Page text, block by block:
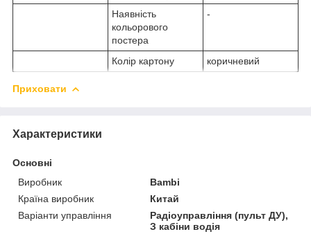
Наявність
кольорового
постера
-
Колір картону коричневий
Приховати
Характеристики
Основні
Виробник
Bambi
Країна виробник
Китай
Варіанти управління
Радіоуправління (пульт ДУ),
З кабіни водія